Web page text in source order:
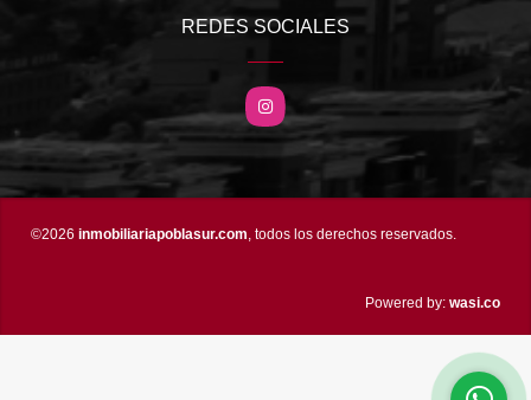
REDES SOCIALES
Instagram
©2026 inmobiliariapoblasur.com, todos los derechos reservados.
Powered by: wasi.co